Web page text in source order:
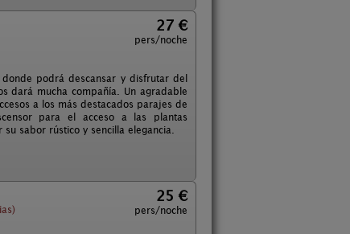
27 €
pers/noche
podrá descansar y disfrutar del
dará mucha compañía. Un agradable
a los más destacados parajes de
para el acceso a las plantas
sabor rústico y sencilla elegancia.
25 €
pers/noche